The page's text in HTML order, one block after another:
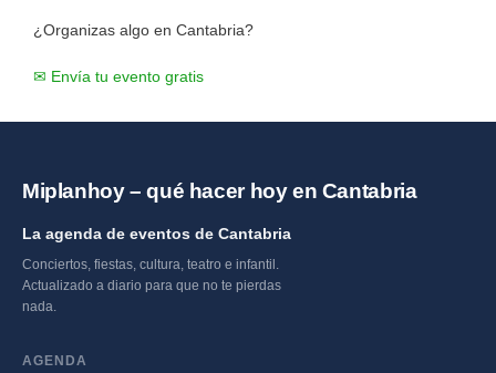
¿Organizas algo en Cantabria?
✉ Envía tu evento gratis
Miplanhoy – qué hacer hoy en Cantabria
La agenda de eventos de Cantabria
Conciertos, fiestas, cultura, teatro e infantil.
Actualizado a diario para que no te pierdas
nada.
AGENDA